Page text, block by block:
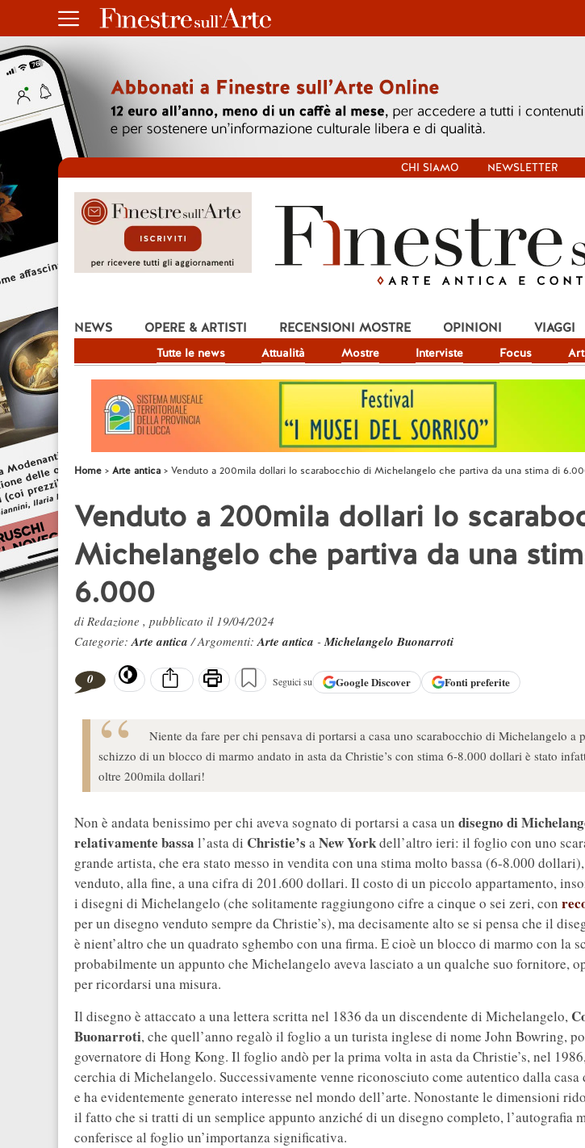
CHI SIAMO NEWSLETTER
NEWS
Tutte le news Attualità Mostre Interviste Focus
OPERE & ARTISTI RECENSIONI MOSTRE OPINIONI VIAGGI
Home Arte antica Venduto a 200mila dollari lo scarabocchio di Michelangelo che partiva da una stima di
Venduto a 200mila dollari lo
Michelangelo che partiva da una
6.000
di Redazione , pubblicato il 19/04/2024
Categorie:Arte antica/ Argomenti:Arte antica -Michelangelo Buonarroti
0 Seguici su GoogleDiscover Fonti preferite
Niente da fare per chi pensava di portarsi a casa uno scarabocchio di Michelangelo a
schizzo di un blocco di marmo andato in asta da Christie’s con stima 6-8.000 dollari è stato
oltre 200mila dollari!
Non è andata benissimo per chi aveva sognato di portarsi a casa un disegno di
relativamente bassa l’asta di Christie’s aNew Yorkdell’altro ieri: il foglio con uno
grande artista, che era stato messo in vendita con una stima molto bassa (6-8.000
venduto, alla fine, a una cifra di 201.600 dollari. Il costo di un piccolo appartamento,
i disegni di Michelangelo (che solitamente raggiungono cifre a cinque o sei zeri, con
per un disegno venduto sempre da Christie’s), ma decisamente alto se si pensa che il
è nient’altro che un quadrato sghembo con una firma. E cioè un blocco di marmo con la
probabilmente un appunto che Michelangelo aveva lasciato a un qualche suo fornitore,
per ricordarsi una misura.
Il disegno è attaccato a una lettera scritta nel 1836 da un discendente di Michelangelo,
Buonarroti, che quell’anno regalò il foglio a un turista inglese di nome John Bowring,
governatore di Hong Kong. Il foglio andò per la prima volta in asta da Christie’s, nel
cerchia di Michelangelo. Successivamente venne riconosciuto come autentico dalla casa
e ha evidentemente generato interesse nel mondo dell’arte. Nonostante le dimensioni
il fatto che si tratti di un semplice appunto anziché di un disegno completo, l’autografia
conferisce al foglio un’importanza significativa.